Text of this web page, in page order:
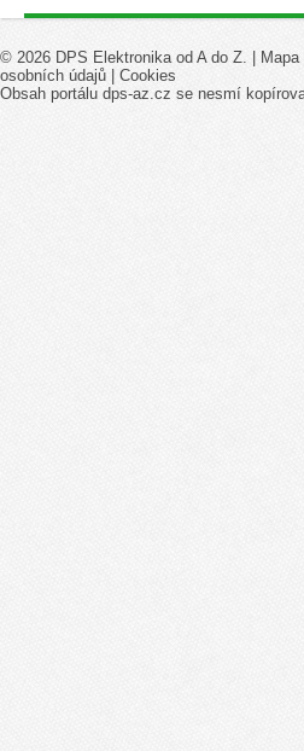
© 2026 DPS Elektronika od A do Z. |
osobních údajů
Cookies
Obsah portálu dps-az.cz se nesmí